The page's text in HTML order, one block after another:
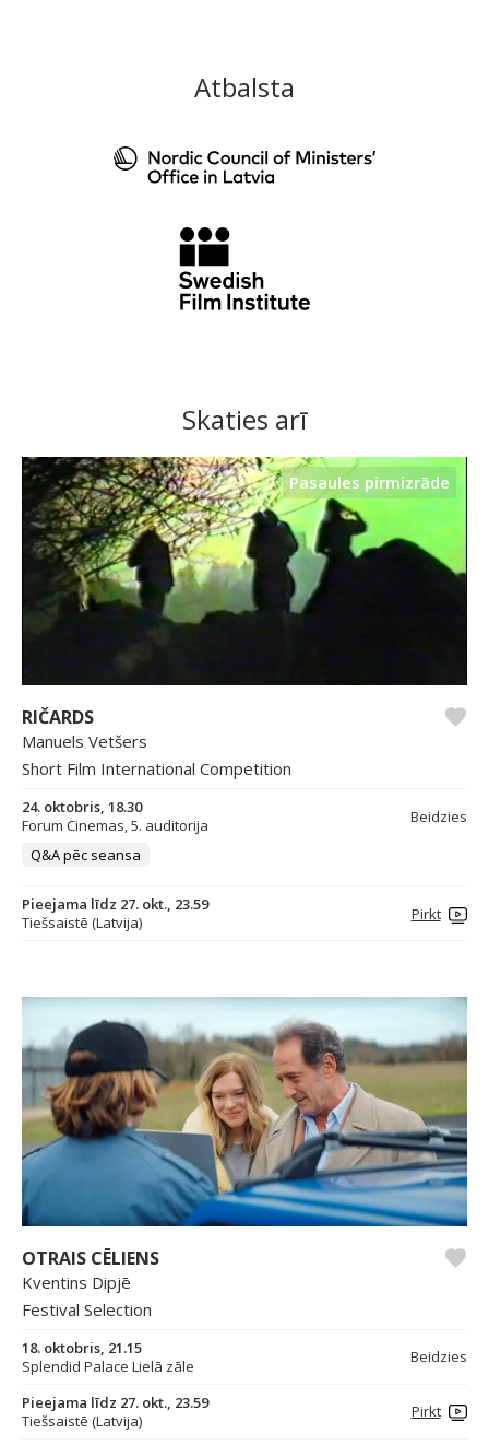
Atbalsta
Skaties arī
Pasaules pirmizrāde
RIČARDS
Manuels Vetšers
Short Film International Competition
24. oktobris, 18.30
Forum Cinemas, 5. auditorija
Beidzies
Q&A pēc seansa
Pieejama līdz 27. okt., 23.59
Tiešsaistē (Latvija)
Pirkt
OTRAIS CĒLIENS
Kventins Dipjē
Festival Selection
18. oktobris, 21.15
Splendid Palace Lielā zāle
Beidzies
Pieejama līdz 27. okt., 23.59
Tiešsaistē (Latvija)
Pirkt